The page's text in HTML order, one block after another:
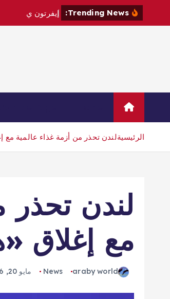
إيفر تون يتع
الرئيسيةلندن تحذر من أزمة غذاء عالمية مع
لندن تحذر
مع إغلاق
araby world
News مايو 20, 2026